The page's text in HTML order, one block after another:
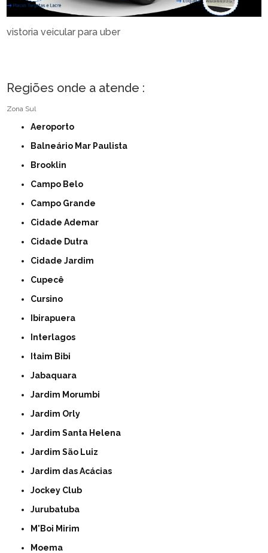
vistoria veicular para uber
Regiões onde a atende :
Zona Sul
Aeroporto
Balneário Mar Paulista
Brooklin
Campo Belo
Campo Grande
Cidade Ademar
Cidade Dutra
Cidade Jardim
Cupecê
Cursino
Ibirapuera
Interlagos
Itaim Bibi
Jabaquara
Jardim Morumbi
Jardim Orly
Jardim Santa Helena
Jardim São Luiz
Jardim das Acácias
Jockey Club
Jurubatuba
M'Boi Mirim
Moema